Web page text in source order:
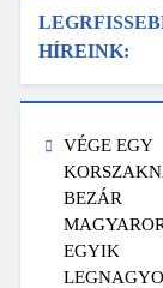
HÍREINK:
VÉGE EGY
BEZÁR
EGYIK